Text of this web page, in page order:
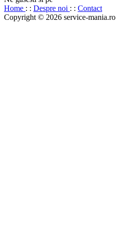
Home : : Despre noi : : Contact
Copyright © 2026 service-mania.ro